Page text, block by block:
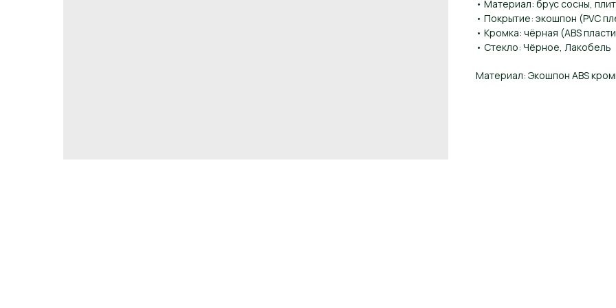
• Материал: брус сосны,
• Покрытие: экошпон (PVC
• Кромка: чёрная (ABS
• Стекло: Чёрное, Лакобель
Материал: Экошпон ABS